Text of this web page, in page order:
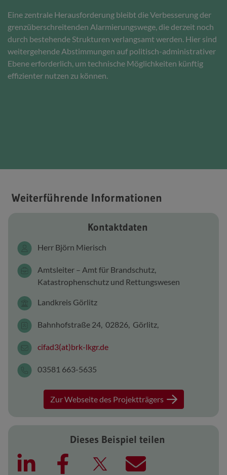
Eine zentrale Herausforderung bleibt die Verbesserung der
grenzüberschreitenden Alarmierungswege, die derzeit noch
durch bestehende Strukturen verlangsamt werden. Hier sind
weitergehende Abstimmungen auf politisch-administrativer
Ebene erforderlich, um technische Möglichkeiten künftig
effizienter nutzen zu können.
Weiterführende Informationen
Kontaktdaten
Herr Björn Mierisch
Amtsleiter – Amt für Brandschutz,
Katastrophenschutz und Rettungswesen
Landkreis Görlitz
Bahnhofstraße 24, 02826, Görlitz,
cifad3(at)brk-lkgr.de
03581 663-5635
Zur Webseite des Projektträgers
Dieses Beispiel teilen